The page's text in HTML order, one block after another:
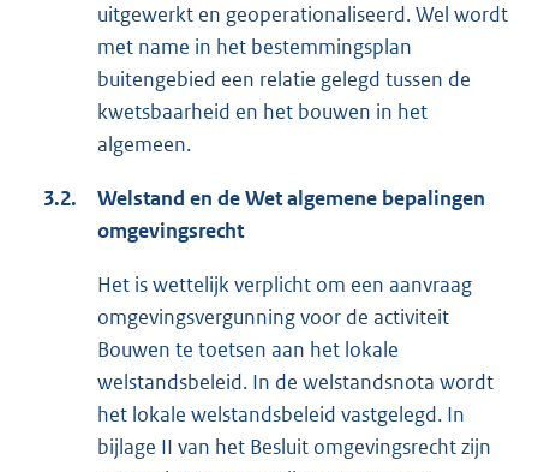
uitgewerkt en geoperationaliseerd. Wel wordt
met name in het bestemmingsplan
buitengebied een relatie gelegd tussen de
kwetsbaarheid en het bouwen in het
algemeen.
3.2.
Welstand en de Wet algemene bepalingen
omgevingsrecht
Het is wettelijk verplicht om een aanvraag
omgevingsvergunning voor de activiteit
Bouwen te toetsen aan het lokale
welstandsbeleid. In de welstandsnota wordt
het lokale welstandsbeleid vastgelegd. In
bijlage II van het Besluit omgevingsrecht zijn